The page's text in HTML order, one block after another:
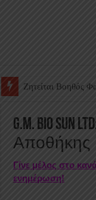
Ζητείται Βοηθός
G.M. Bio Sun
Αποθήκης
Γίνε μέλος στο
ενημέρωση!